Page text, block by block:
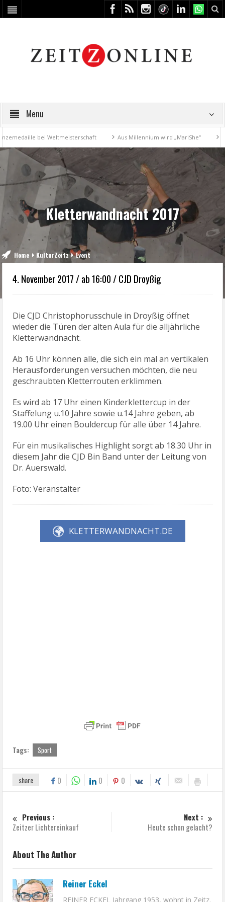
Menu
bei Weltmeisterschaft Aus Millennium wird „MariShe“ 4.
Kletterwandnacht 2017
Home KulturZeitz Event
4. November 2017 / ab 16:00 / CJD Droyßig
Die CJD Christophorusschule in Droyßig öffnet
wieder die Türen der alten Aula für die alljährliche
Kletterwandnacht.
Ab 16 Uhr können alle, die sich ein mal an vertikalen
Herausforderungen versuchen möchten, die neu
geschraubten Kletterrouten erklimmen.
Es wird ab 17 Uhr einen Kinderklettercup in der
Staffelung u.10 Jahre sowie u.14 Jahre geben, ab
19.00 Uhr einen Bouldercup für alle über 14 Jahre.
Für ein musikalisches Highlight sorgt ab 18.30 Uhr in
diesem Jahr die CJD Bin Band unter der Leitung von
Dr. Auerswald.
Foto: Veranstalter
KLETTERWANDNACHT.DE
Tags: Sport
share 0 0 0
Previous :
Zeitzer Lichtereinkauf
Next :
Heute schon gelacht?
About The Author
Reiner Eckel
REINER ECKEL Jahrgang 1953, wohnt in Zeitz.